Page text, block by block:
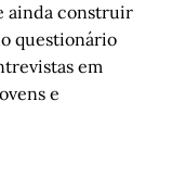
ainda construir
questionário
em
e